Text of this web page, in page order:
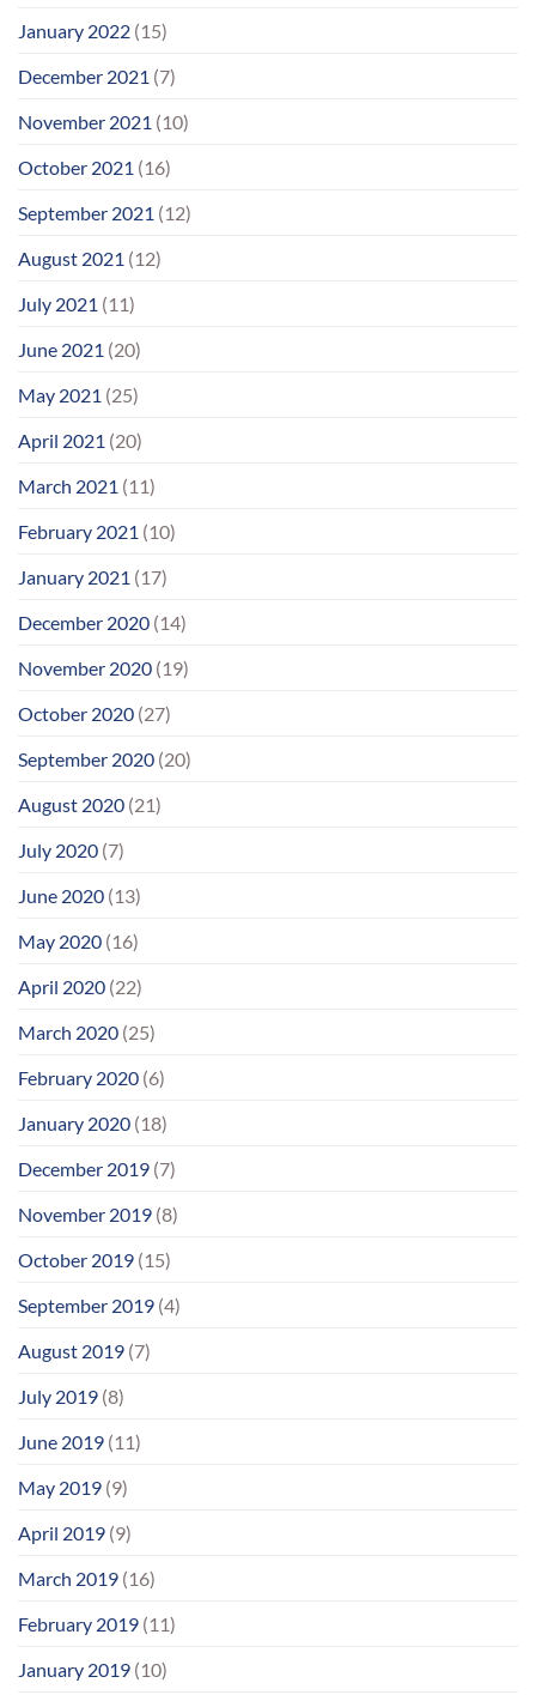
January 2022 (15)
December 2021 (7)
November 2021 (10)
October 2021 (16)
September 2021 (12)
August 2021 (12)
July 2021 (11)
June 2021 (20)
May 2021 (25)
April 2021 (20)
March 2021 (11)
February 2021 (10)
January 2021 (17)
December 2020 (14)
November 2020 (19)
October 2020 (27)
September 2020 (20)
August 2020 (21)
July 2020 (7)
June 2020 (13)
May 2020 (16)
April 2020 (22)
March 2020 (25)
February 2020 (6)
January 2020 (18)
December 2019 (7)
November 2019 (8)
October 2019 (15)
September 2019 (4)
August 2019 (7)
July 2019 (8)
June 2019 (11)
May 2019 (9)
April 2019 (9)
March 2019 (16)
February 2019 (11)
January 2019 (10)